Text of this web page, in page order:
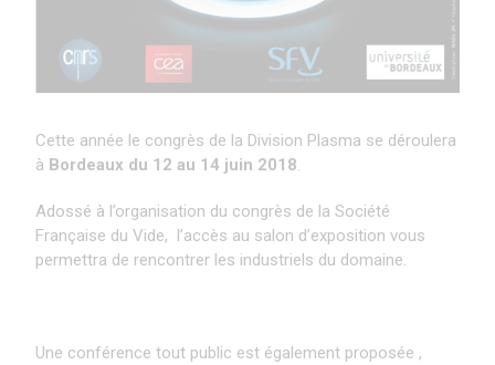
Cette année le congrès de la Division Plasma se déroulera
à Bordeaux du 12 au 14 juin 2018.
Adossé à l’organisation du congrès de la Société
Française du Vide, l’accès au salon d’exposition vous
permettra de rencontrer les industriels du domaine.
Une conférence tout public est également proposée ,